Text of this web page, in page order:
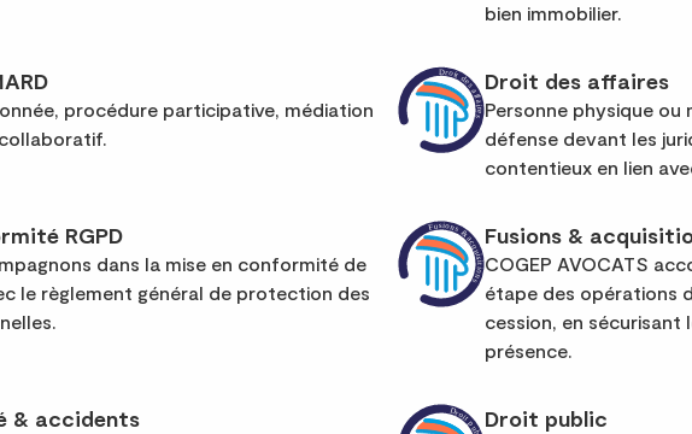
bien immobilier.
procédure participative, médiation
Droit des affaires
Personne physique
défense devant les
contentieux en lien
RGPD
dans la mise en conformité de
le règlement général de protection des
Fusions &
COGEP AVOCATS
étape des opérations
cession, en sécurisant
présence.
& accidents Droit public